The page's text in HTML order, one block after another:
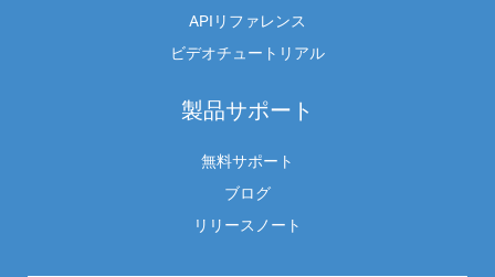
APIリファレンス
ビデオチュートリアル
製品サポート
無料サポート
ブログ
リリースノート